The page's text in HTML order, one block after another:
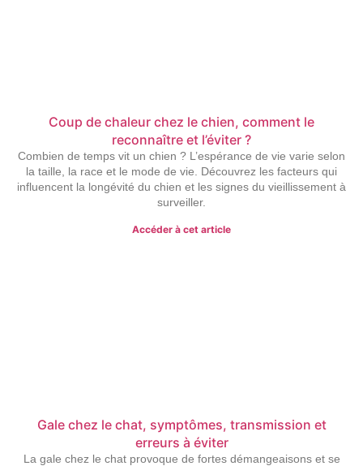
Coup de chaleur chez le chien, comment le
reconnaître et l’éviter ?
Combien de temps vit un chien ? L’espérance de vie varie selon
la taille, la race et le mode de vie. Découvrez les facteurs qui
influencent la longévité du chien et les signes du vieillissement à
surveiller.
Accéder à cet article
Gale chez le chat, symptômes, transmission et
erreurs à éviter
La gale chez le chat provoque de fortes démangeaisons et se